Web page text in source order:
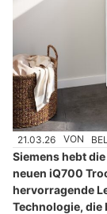
21.03.26 VON
Siemens hebt
neuen iQ700
hervorragende
Technologie, die